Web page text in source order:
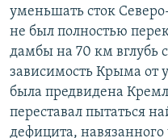
уменьшать сток
не был полностью
дамбы на 70 км вглубь
зависимость Крыма от
была предвидена
переставал пытаться
дефицита,